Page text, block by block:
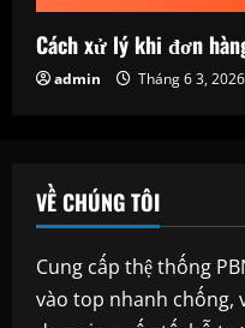
Cách xử lý khi đơn
admin Tháng 6 3, 2026
VỀ CHÚNG TÔI
Cung cấp thệ thống
vào top nhanh chống,